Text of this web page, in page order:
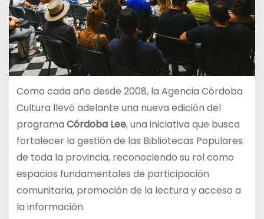
Como cada año desde 2008, la Agencia Córdoba
Cultura llevó adelante una nueva edición del
programa Córdoba Lee, una iniciativa que busca
fortalecer la gestión de las Bibliotecas Populares
de toda la provincia, reconociendo su rol como
espacios fundamentales de participación
comunitaria, promoción de la lectura y acceso a
la información.